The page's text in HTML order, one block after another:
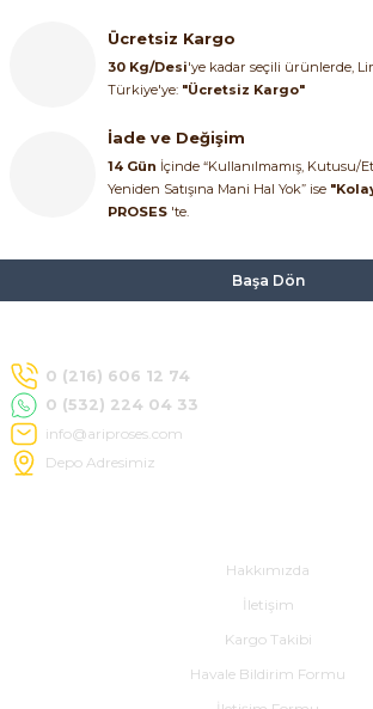
Ücretsiz Kargo
30 Kg/Desi'ye kadar seçili ürünlerde,
Türkiye'ye: "Ücretsiz Kargo"
İade ve Değişim
14 Gün İçinde “Kullanılmamış, Kutusu/
Yeniden Satışına Mani Hal Yok” ise
PROSES 'te.
Başa Dön
0 (216) 606 12 74
0 (532) 224 04 33
info@ariproses.com
Depo Adresimiz
Hakkımızda
İletişim
Kargo Takibi
Havale Bildirim Formu